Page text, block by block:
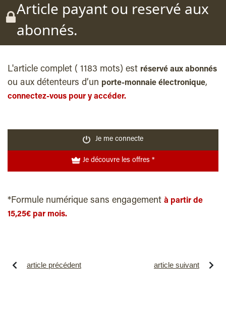
Article payant ou reservé aux
abonnés.
L'article complet ( 1183 mots) est réservé aux abonnés
ou aux détenteurs d’un porte-monnaie électronique,
connectez-vous pour y accéder.
Je me connecte
Je découvre les offres *
*Formule numérique sans engagement à partir de
15,25€ par mois.
article précédent article suivant